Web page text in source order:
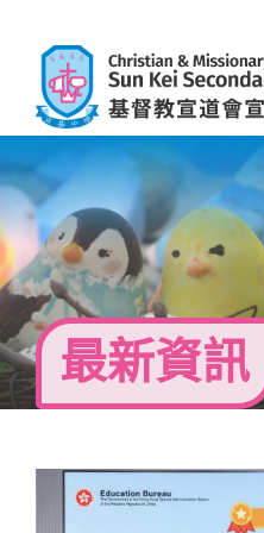
content
最新資訊
View
Larger